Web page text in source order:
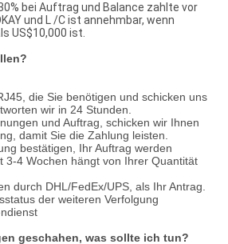
bei Auftrag und Balance zahlte vor
und L /C ist annehmbar, wenn
US$10,000 ist.
die Sie benötigen und schicken uns
wir in 24 Stunden.
und Auftrag, schicken wir Ihnen
damit Sie die Zahlung leisten.
bestätigen, Ihr Auftrag werden
3-4 Wochen hängt von Ihrer Quantität
durch DHL/FedEx/UPS, als Ihr Antrag.
der weiteren Verfolgung
geschahen, was sollte ich tun?